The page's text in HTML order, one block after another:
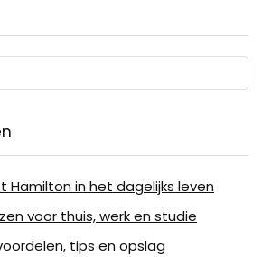
Hamilton in het dagelijks leven
voor thuis, werk en studie
tips en opslag